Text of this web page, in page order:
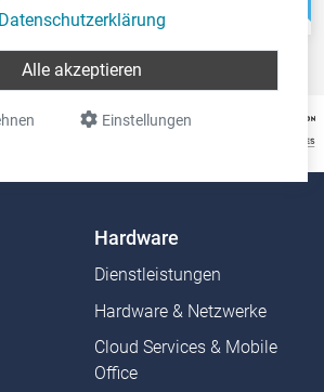
Datenschutzerklärung
Einstellungen
Alle akzeptieren
Hardware
Dienstleistungen
Hardware & Netzwerke
Cloud Services & Mobile
Office